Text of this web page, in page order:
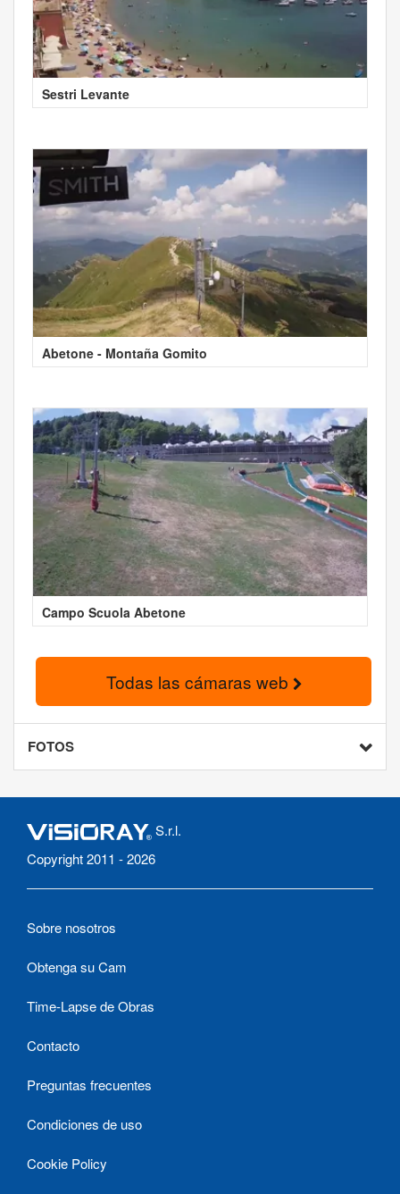
Sestri Levante
Abetone - Montaña Gomito
Campo Scuola Abetone
Todas las cámaras web
FOTOS
S.r.l.
Copyright 2011 - 2026
Sobre nosotros
Obtenga su Cam
Time-Lapse de Obras
Contacto
Preguntas frecuentes
Condiciones de uso
Cookie Policy